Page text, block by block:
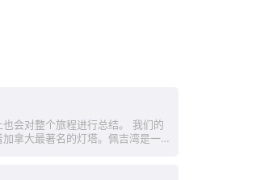
会对整个旅程进行总结。 我们的
拿大最著名的灯塔。佩吉湾是一